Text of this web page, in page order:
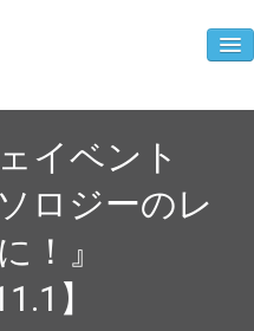
イベント
ロジーのレ
！』
】